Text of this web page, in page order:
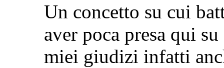
Un concetto su cui
aver poca presa qui
miei giudizi infatti